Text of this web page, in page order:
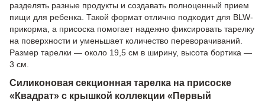
разделять разные продукты и создавать полноценный прием
пищи для ребенка. Такой формат отлично подходит для BLW-
прикорма, а присоска помогает надежно фиксировать тарелку
на поверхности и уменьшает количество переворачиваний.
Размер тарелки — около 19,5 см в ширину, высота бортика —
3 см.
Силиконовая секционная тарелка на присоске
«Квадрат» с крышкой коллекции «Первый